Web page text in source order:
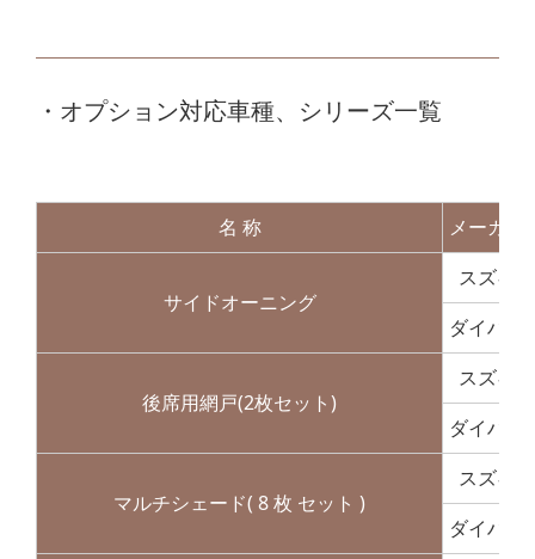
・オプション対応車種、シリーズ一覧
名 称 メーカー
サイドオーニング
スズキ
ダイハツ
後席用網戸(2枚セット)
スズキ
ダイハツ
マルチシェード( 8 枚 セット )
スズキ
ダイハツ